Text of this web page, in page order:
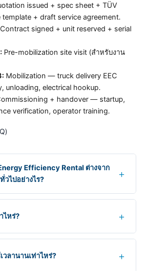
issued + spec sheet + TÜV
template + draft service agreement.
signed + unit reserved + serial
Pre-mobilization site visit (สำหรับงาน
Mobilization — truck delivery EEC
unloading, electrical hookup.
+ handover — startup,
verification, operator training.
Efficiency Rental ต่างจาก
วไปอย่างไร?
ไหร่?
ลานานเท่าไหร่?